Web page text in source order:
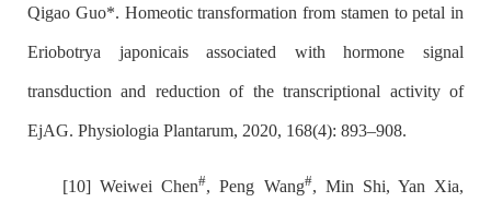
Qigao Guo*. Homeotic transformation from stamen to petal in
Eriobotrya japonicais associated with hormone signal
transduction and reduction of the transcriptional activity of
EjAG. Physiologia Plantarum, 2020, 168(4): 893–908.
[10] Weiwei Chen#, Peng Wang#, Min Shi, Yan Xia,